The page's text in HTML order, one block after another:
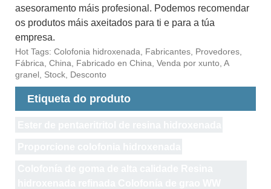
asesoramento máis profesional. Podemos recomendar
os produtos máis axeitados para ti e para a túa
empresa.
Hot Tags: Colofonia hidroxenada, Fabricantes, Provedores,
Fábrica, China, Fabricado en China, Venda por xunto, A
granel, Stock, Desconto
Etiqueta do produto